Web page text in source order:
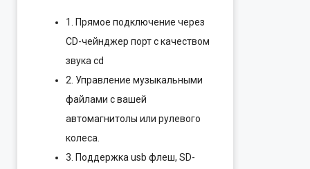
1. Прямое подключение через
CD-чейнджер порт с качеством
звука cd
2. Управление музыкальными
файлами с вашей
автомагнитолы или рулевого
колеса.
3. Поддержка usb флеш, SD-